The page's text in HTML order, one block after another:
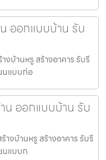
ออกแบบบ้าน รับ
งบ้านหรู สร้างอาคาร รับรี
นแบบก่อ
น ออกแบบบ้าน รับ
างบ้านหรู สร้างอาคาร รับรี
นแบบก